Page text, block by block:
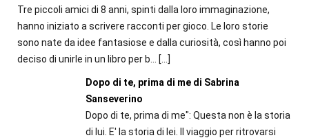
Tre piccoli amici di 8 anni, spinti dalla loro immaginazione,
hanno iniziato a scrivere racconti per gioco. Le loro storie
sono nate da idee fantasiose e dalla curiosità, così hanno poi
deciso di unirle in un libro per b... […]
Dopo di te, prima di me di Sabrina
Sanseverino
Dopo di te, prima di me": Questa non è la storia
di lui. E' la storia di lei. Il viaggio per ritrovarsi